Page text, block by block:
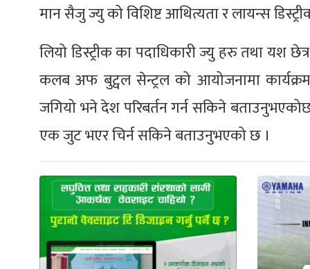
मान सैजु ज्यु को विशिष्ट आथित्यता र लायन्स
लियो डिस्ट्रीक का पदाधिकारी ज्यु हरु तथा यश
कलब अफ बुट्वल सेन्ट्रल को आयोजनामा कार्यक्रम
जगियो भने देश परिबर्तन गर्न सकिने
एक जुट भएर चिर्न सकिने बताउनुभएको छ ।